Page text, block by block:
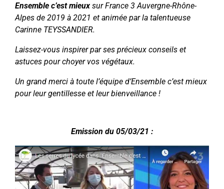
Ensemble c’est mieux sur France 3 Auvergne-Rhône-
Alpes de 2019 à 2021 et animée par la talentueuse
Carinne TEYSSANDIER.
Laissez-vous inspirer par ses précieux conseils et
astuces pour choyer vos végétaux.
Un grand merci à toute l’équipe d’Ensemble c’est mieux
pour leur gentillesse et leur bienveillance !
Emission du 05/03/21 :